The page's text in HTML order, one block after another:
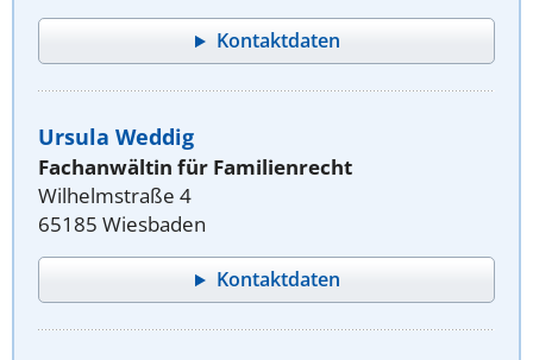
Kontaktdaten
Ursula Weddig
Fachanwältin für Familienrecht
Wilhelmstraße 4
65185 Wiesbaden
Kontaktdaten